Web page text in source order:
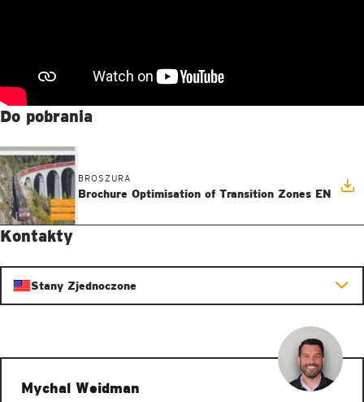
Do pobrania
BROSZURA
Brochure Optimisation of Transition Zones EN
Kontakty
Stany Zjednoczone
Mychal Weidman